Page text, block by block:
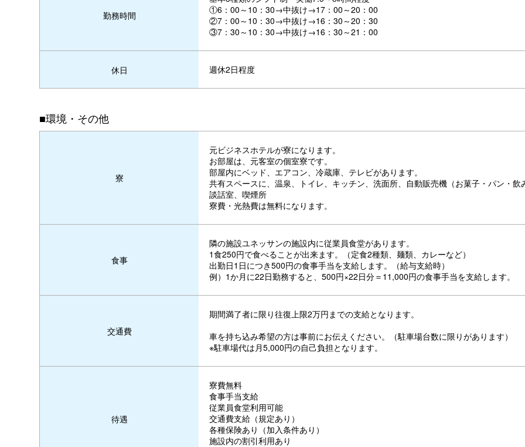
勤務時間
①6：00～10：30→中抜け→17：00～20：00
②7：00～10：30→中抜け→16：30～20：30
③7：30～10：30→中抜け→16：30～21：00
休日 週休2日程度
■環境・その他
寮
元ビジネスホテルが寮になります。
お部屋は、元客室の個室寮です。
部屋内にベッド、エアコン、冷蔵庫、テレビがあります。
共有スペースに、温泉、トイレ、キッチン、洗面所、自動販売機（お菓子・パン・飲
談話室、喫煙所
寮費・光熱費は無料になります。
食事
隣の施設ユネッサンの施設内に従業員食堂があります。
1食250円で食べることが出来ます。（定食2種類、麺類、カレーなど）
出勤日1日につき500円の食事手当を支給します。（給与支給時）
例）1か月に22日勤務すると、500円×22日分＝11,000円の食事手当を支給します。
交通費
期間満了者に限り往復上限2万円までの支給となります。
車を持ち込み希望の方は事前にお伝えください。（駐車場台数に限りがあります）
※駐車場代は月5,000円の自己負担となります。
待遇
寮費無料
食事手当支給
従業員食堂利用可能
交通費支給（規定あり）
各種保険あり（加入条件あり）
施設内の割引利用あり